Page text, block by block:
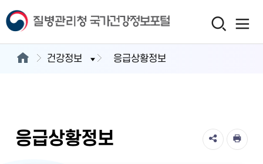
건강정보 응급상황정보
응급상황정보